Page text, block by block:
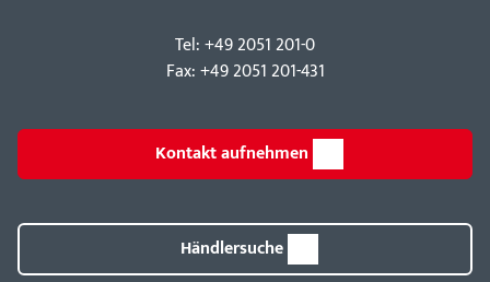
Tel: +49 2051 201-0
Fax: +49 2051 201-431
Kontakt aufnehmen
Händlersuche